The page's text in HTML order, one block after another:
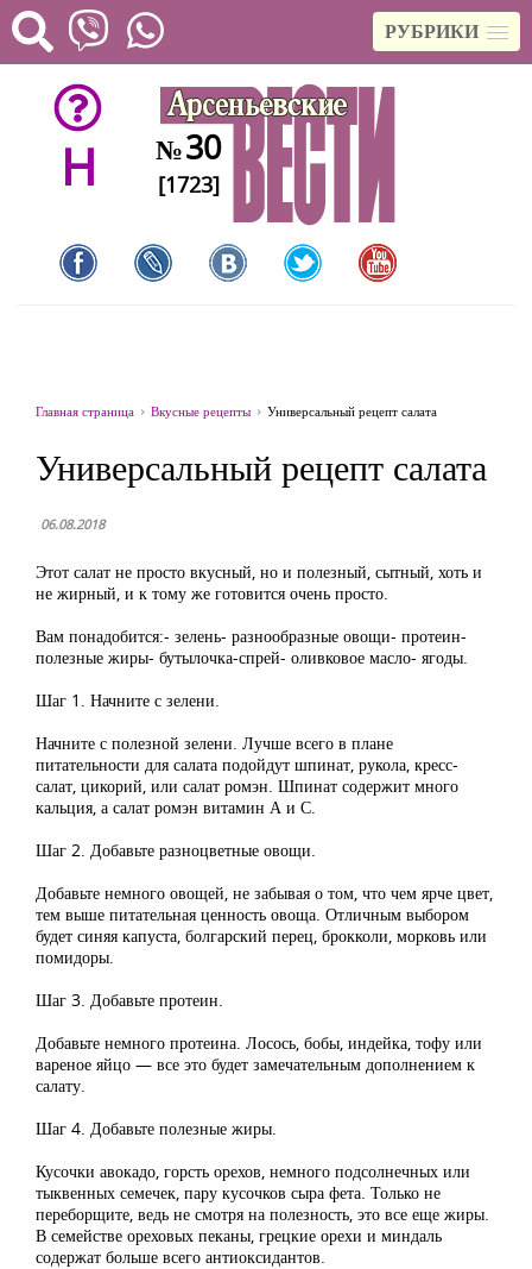
РУБРИКИ
H №30
[1723]
Главная страница Вкусные рецепты Универсальный рецепт салата
Универсальный рецепт салата
06.08.2018
Этот салат не просто вкусный, но и полезный, сытный, хоть и
не жирный, и к тому же готовится очень просто.
Вам понадобится:- зелень- разнообразные овощи- протеин-
полезные жиры- бутылочка-спрей- оливковое масло- ягоды.
Шаг 1. Начните с зелени.
Начните с полезной зелени. Лучше всего в плане
питательности для салата подойдут шпинат, рукола, кресс-
салат, цикорий, или салат ромэн. Шпинат содержит много
кальция, а салат ромэн витамин А и С.
Шаг 2. Добавьте разноцветные овощи.
Добавьте немного овощей, не забывая о том, что чем ярче цвет,
тем выше питательная ценность овоща. Отличным выбором
будет синяя капуста, болгарский перец, брокколи, морковь или
помидоры.
Шаг 3. Добавьте протеин.
Добавьте немного протеина. Лосось, бобы, индейка, тофу или
вареное яйцо — все это будет замечательным дополнением к
салату.
Шаг 4. Добавьте полезные жиры.
Кусочки авокадо, горсть орехов, немного подсолнечных или
тыквенных семечек, пару кусочков сыра фета. Только не
переборщите, ведь не смотря на полезность, это все еще жиры.
В семействе ореховых пеканы, грецкие орехи и миндаль
содержат больше всего антиоксидантов.